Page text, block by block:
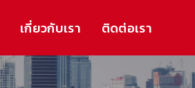
เกี่ยวกับเรา ติดต่อเรา